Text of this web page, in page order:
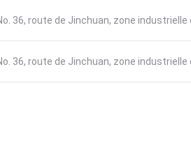
36, route de Jinchuan, zone
36, route de Jinchuan, zone